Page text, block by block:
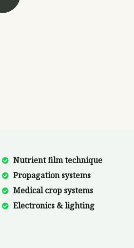
Nutrient film technique
Propagation systems
Medical crop systems
Electronics & lighting